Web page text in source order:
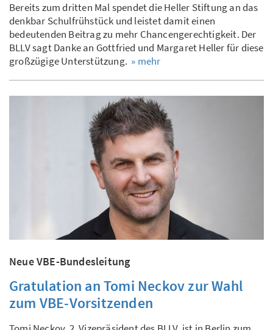
Bereits zum dritten Mal spendet die Heller Stiftung an das
denkbar Schulfrühstück und leistet damit einen
bedeutenden Beitrag zu mehr Chancengerechtigkeit. Der
BLLV sagt Danke an Gottfried und Margaret Heller für diese
großzügige Unterstützung. » mehr
Neue VBE-Bundesleitung
Gratulation an Tomi Neckov zur Wahl
zum VBE-Vorsitzenden